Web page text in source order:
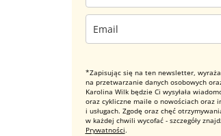
*Zapisując się na ten newsletter,
na przetwarzanie danych osobowych
Karolina Wilk będzie Ci wysyłała
oraz cykliczne maile o nowościach oraz
i usługach. Zgodę oraz chęć
w każdej chwili wycofać - szczegóły
Prywatności.